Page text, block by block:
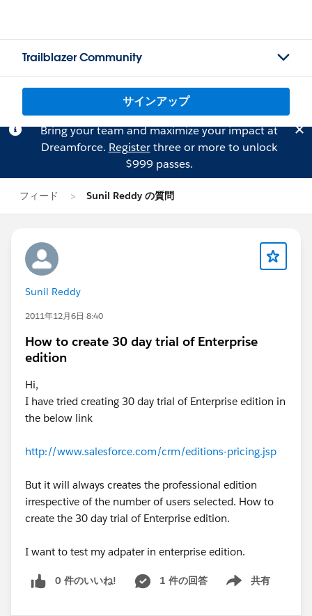
Trailblazer Community
サインアップ
Bring your team and maximize your impact at
Dreamforce. Registerthree or more to unlock
$999 passes.
フィード Sunil Reddy の質問
Sunil Reddy
2011年12月6日 8:40
How to create 30 day trial of Enterprise
edition
Hi,
I have tried creating 30 day trial of Enterprise edition in
the below link
http://www.salesforce.com/crm/editions-pricing.jsp
But it will always creates the professional edition
irrespective of the number of users selected. How to
create the 30 day trial of Enterprise edition.
I want to test my adpater in enterprise edition.
0 件のいいね! 1 件の回答 共有
Show menu